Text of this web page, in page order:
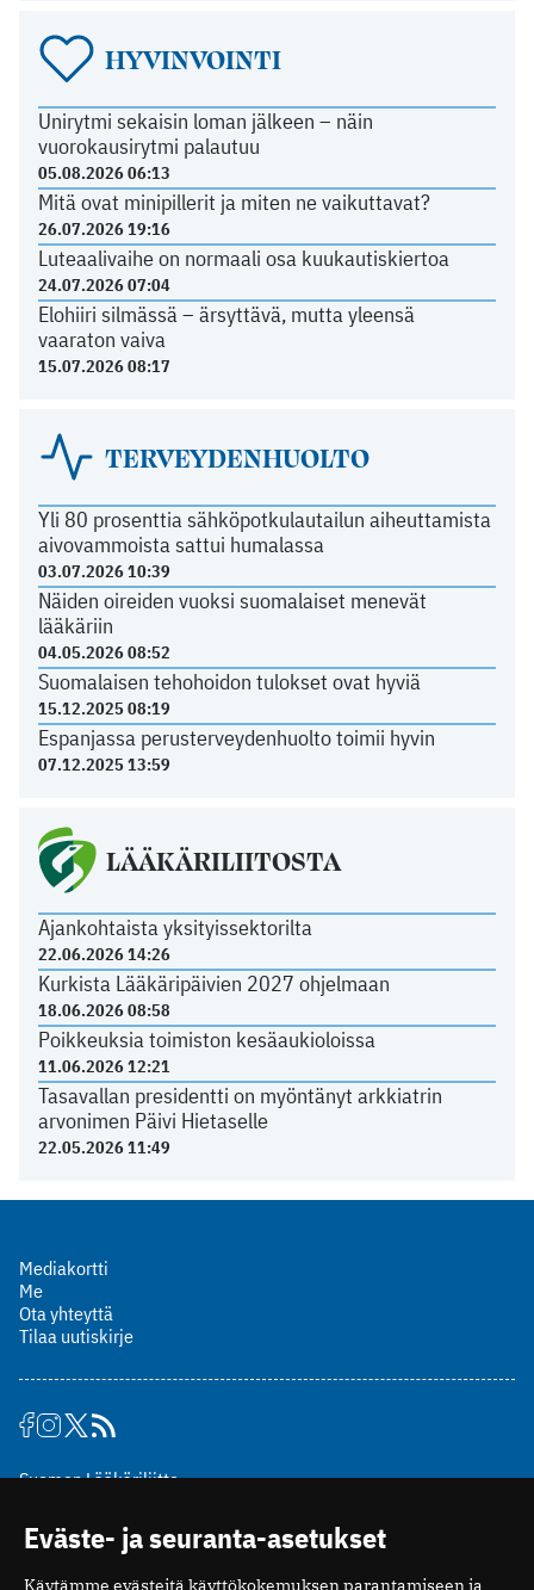
HYVINVOINTI
Unirytmi sekaisin loman jälkeen – näin
vuorokausirytmi palautuu
05.08.2026 06:13
Mitä ovat minipillerit ja miten ne vaikuttavat?
26.07.2026 19:16
Luteaalivaihe on normaali osa kuukautiskiertoa
24.07.2026 07:04
Elohiiri silmässä – ärsyttävä, mutta yleensä
vaaraton vaiva
15.07.2026 08:17
TERVEYDENHUOLTO
Yli 80 prosenttia sähköpotkulautailun aiheuttamista
aivovammoista sattui humalassa
03.07.2026 10:39
Näiden oireiden vuoksi suomalaiset menevät
lääkäriin
04.05.2026 08:52
Suomalaisen tehohoidon tulokset ovat hyviä
15.12.2025 08:19
Espanjassa perusterveydenhuolto toimii hyvin
07.12.2025 13:59
LÄÄKÄRILIITOSTA
Ajankohtaista yksityissektorilta
22.06.2026 14:26
Kurkista Lääkäripäivien 2027 ohjelmaan
18.06.2026 08:58
Poikkeuksia toimiston kesäaukioloissa
11.06.2026 12:21
Tasavallan presidentti on myöntänyt arkkiatrin
arvonimen Päivi Hietaselle
22.05.2026 11:49
Mediakortti
Me
Ota yhteyttä
Tilaa uutiskirje
Suomen Lääkäriliitto
00510 Helsinki
puh. (09) 393 091
Eväste- ja seuranta-asetukset
Käytämme evästeitä käyttökokemuksen parantamiseen ja